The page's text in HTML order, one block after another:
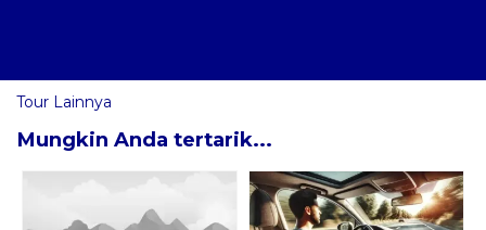
Tour Lainnya
Mungkin Anda tertarik...